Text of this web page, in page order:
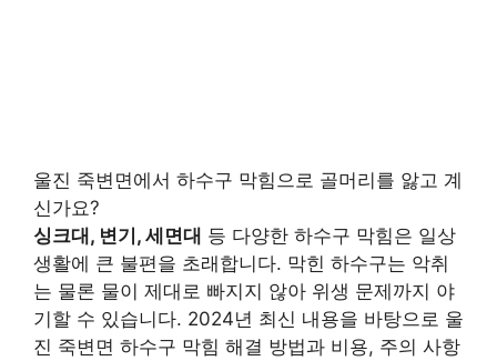
울진 죽변면에서 하수구 막힘으로 골머리를 앓고 계
신가요?
싱크대, 변기, 세면대 등 다양한 하수구 막힘은 일상
생활에 큰 불편을 초래합니다. 막힌 하수구는 악취
는 물론 물이 제대로 빠지지 않아 위생 문제까지 야
기할 수 있습니다. 2024년 최신 내용을 바탕으로 울
진 죽변면 하수구 막힘 해결 방법과 비용, 주의 사항